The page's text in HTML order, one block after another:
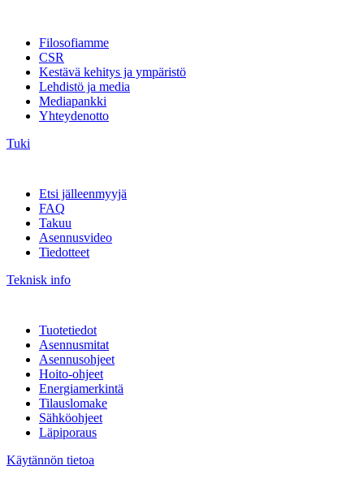
Filosofiamme
CSR
Kestävä kehitys ja ympäristö
Lehdistö ja media
Mediapankki
Yhteydenotto
Tuki
Etsi jälleenmyyjä
FAQ
Takuu
Asennusvideo
Tiedotteet
Teknisk info
Tuotetiedot
Asennusmitat
Asennusohjeet
Hoito-ohjeet
Energiamerkintä
Tilauslomake
Sähköohjeet
Läpiporaus
Käytännön tietoa